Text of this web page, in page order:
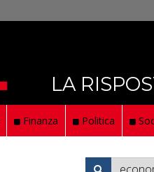
LA
Finanza Politica